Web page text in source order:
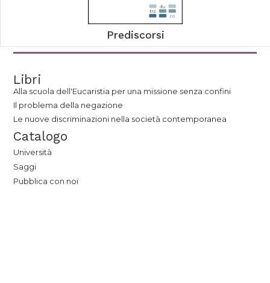
Prediscorsi
Libri
Alla scuola dell'Eucaristia per una missione senza confini
Il problema della negazione
Le nuove discriminazioni nella società contemporanea
Catalogo
Università
Saggi
Pubblica con noi